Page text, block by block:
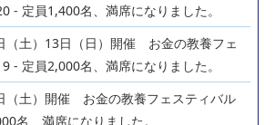
- 定員1,400名、満席になりました。
（土）13日（日）開催 お金の教養フェ
- 定員2,000名、満席になりました。
（土）開催 お金の教養フェスティバル
名、満席になりました。